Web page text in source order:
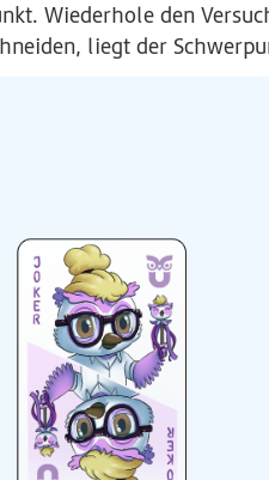
Wiederhole den
liegt der